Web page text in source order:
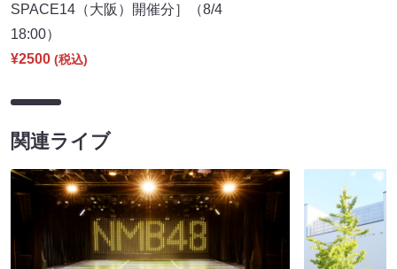
SPACE14（大阪）開催分］（8/4
18:00）
¥2500 (税込)
関連ライブ